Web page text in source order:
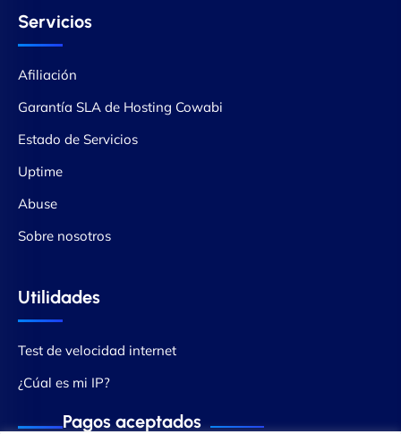
Servicios
Afiliación
Garantía SLA de Hosting Cowabi
Estado de Servicios
Uptime
Abuse
Sobre nosotros
Utilidades
Test de velocidad internet
¿Cúal es mi IP?
Pagos aceptados